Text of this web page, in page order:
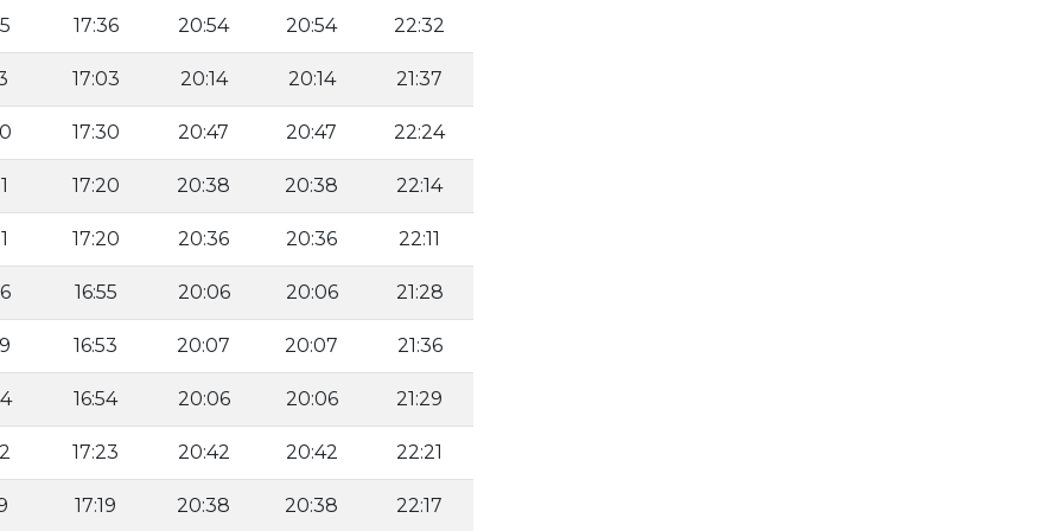
17:36 20:54 20:54 22:32
17:03 20:14 20:14 21:37
17:30 20:47 20:47 22:24
17:20 20:38 20:38 22:14
17:20 20:36 20:36 22:11
16:55 20:06 20:06 21:28
16:53 20:07 20:07 21:36
16:54 20:06 20:06 21:29
17:23 20:42 20:42 22:21
17:19 20:38 20:38 22:17